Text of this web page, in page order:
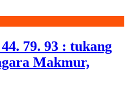
79. 93 : tukang
Makmur,